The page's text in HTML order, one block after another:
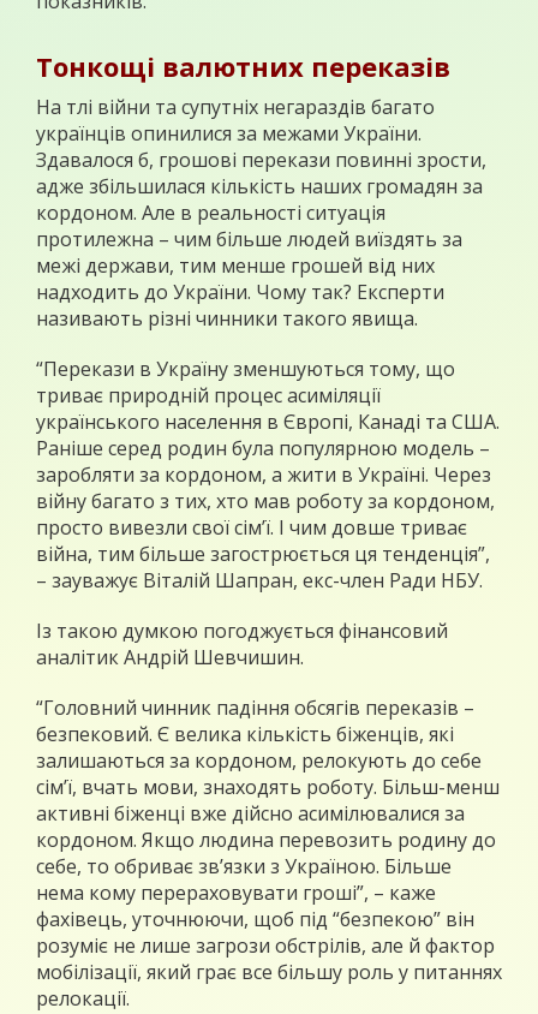
Тонкощі валютних переказів
На тлі війни та супутніх негараздів багато
українців опинилися за межами України.
Здавалося б, грошові перекази повинні зрости,
адже збільшилася кількість наших громадян за
кордоном. Але в реальності ситуація
протилежна – чим більше людей виїздять за
межі держави, тим менше грошей від них
надходить до України. Чому так? Експерти
називають різні чинники такого явища.
“Перекази в Україну зменшуються тому, що
триває природній процес асиміляції
українського населення в Європі, Канаді та США.
Раніше серед родин була популярною модель –
заробляти за кордоном, а жити в Україні. Через
війну багато з тих, хто мав роботу за кордоном,
просто вивезли свої сім’ї. І чим довше триває
війна, тим більше загострюється ця тенденція”,
– зауважує Віталій Шапран, екс-член Ради НБУ.
Із такою думкою погоджується фінансовий
аналітик Андрій Шевчишин.
“Головний чинник падіння обсягів переказів –
безпековий. Є велика кількість біженців, які
залишаються за кордоном, релокують до себе
сім’ї, вчать мови, знаходять роботу. Більш-менш
активні біженці вже дійсно асимілювалися за
кордоном. Якщо людина перевозить родину до
себе, то обриває зв’язки з Україною. Більше
нема кому перераховувати гроші”, – каже
фахівець, уточнюючи, щоб під “безпекою” він
розуміє не лише загрози обстрілів, але й фактор
мобілізації, який грає все більшу роль у питаннях
релокації.